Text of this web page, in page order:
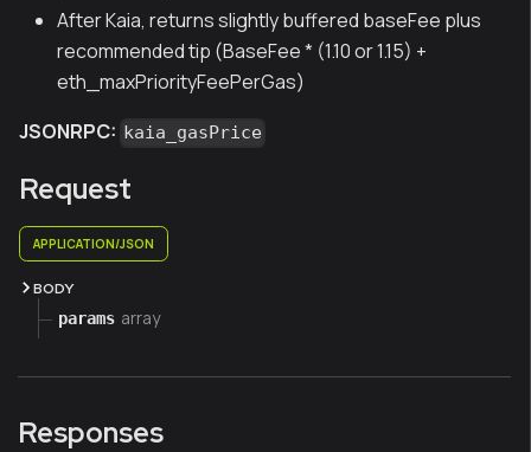
After Kaia, returns slightly buffered baseFee plus
recommended tip (BaseFee * (1.10 or 1.15) +
eth_maxPriorityFeePerGas)
JSONRPC: kaia_gasPrice
Request
APPLICATION/JSON
BODY
params array
Responses